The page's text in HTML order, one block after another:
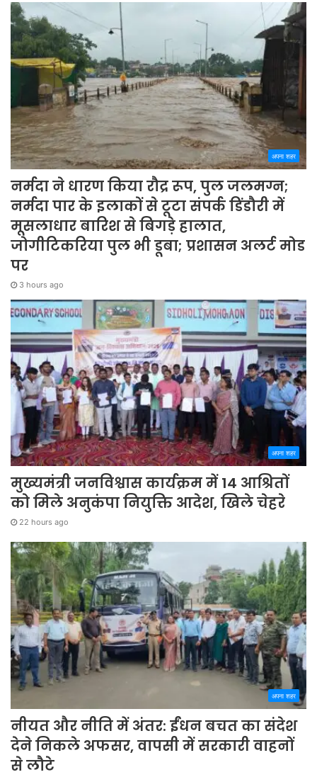
अपना शहर
नर्मदा ने धारण किया रौद्र रूप, पुल जलमग्न;
नर्मदा पार के इलाकों से टूटा संपर्क डिंडौरी में
मूसलाधार बारिश से बिगड़े हालात,
जोगीटिकरिया पुल भी डूबा; प्रशासन अलर्ट मोड
पर
3 hours ago
अपना शहर
मुख्यमंत्री जनविश्वास कार्यक्रम में 14 आश्रितों
को मिले अनुकंपा नियुक्ति आदेश, खिले चेहरे
22 hours ago
अपना शहर
नीयत और नीति में अंतर: ईंधन बचत का संदेश
देने निकले अफसर, वापसी में सरकारी वाहनों
से लौटे